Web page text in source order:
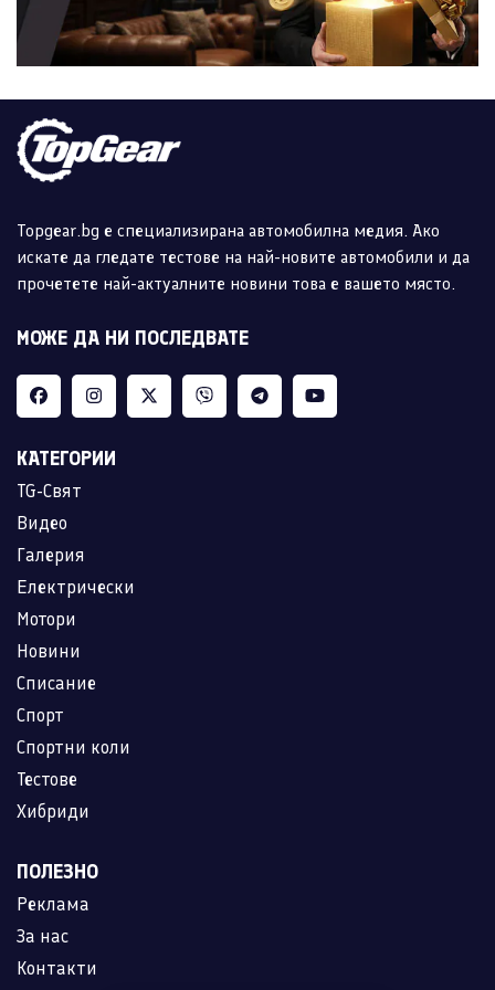
Topgear.bg е специализирана автомобилна медия. Ако
искате да гледате тестове на най-новите автомобили и да
прочетете най-актуалните новини това е вашето място.
МОЖЕ ДА НИ ПОСЛЕДВАТЕ
КАТЕГОРИИ
TG-Свят
Видео
Галерия
Електрически
Мотори
Новини
Списание
Спорт
Спортни коли
Тестове
Хибриди
ПОЛЕЗНО
Реклама
За нас
Контакти